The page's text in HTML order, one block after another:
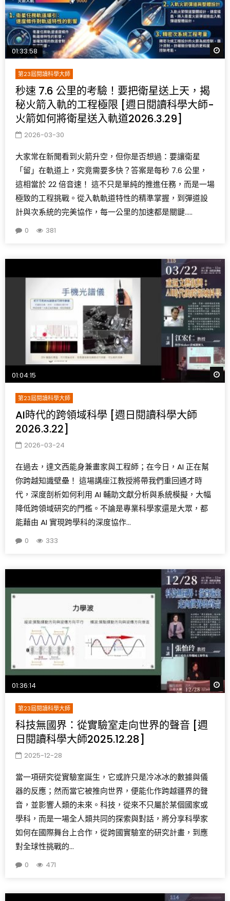
01:33:58
第23屆閱讀科學大師
秒速 7.6 公里的考驗！要把衛星送上天，揭
秘火箭入軌的工程極限 [週日閱讀科學大師-
火箭如何將衛星送入軌道2026.3.29]
2026-03-30
大家常在新聞看到火箭升空，但你是否想過：要讓衛星
「留」在軌道上，究竟需要多快？答案是每秒 7.6 公里，
這相當於 22 倍音速！ 這不只是單純的推進任務，而是一場
極致的工程挑戰。從入軌軌道特性的精準掌握，到彈道設
計與次系統的完美協作，每一公里的加速都是關鍵.....
0 381
01:04:15
第23屆閱讀科學大師
AI時代的跨領域科學 [週日閱讀科學大師
2026.3.22]
2026-03-24
在過去，達文西能身兼畫家與工程師；在今日，AI 正在幫
你跨越知識壁壘！ 這場講座江教授將帶我們重回通才時
代，深度剖析如何利用 AI 輔助文獻分析與系統模擬，大幅
降低跨領域研究的門檻。不論是專業科學家還是大眾，都
能藉由 AI 實現跨學科的深度協作...
0 333
01:36:14
第23屆閱讀科學大師
科技無國界：從實驗室走向世界的聲音 [週
日閱讀科學大師2025.12.28]
2025-12-28
當一項研究從實驗室誕生，它或許只是冷冰冰的數據與儀
器的反應；然而當它被推向世界，便能化作跨越疆界的聲
音，並影響人類的未來。科技，從來不只屬於某個國家或
學科，而是一場全人類共同的探索與對話，將分享科學家
如何在國際舞台上合作，從跨國實驗室的研究計畫，到應
對全球性挑戰的...
0 471